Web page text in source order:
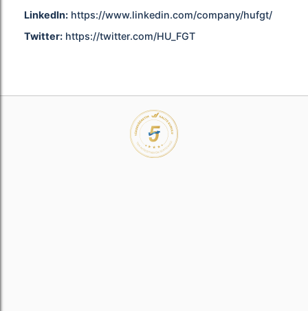
LinkedIn: https://www.linkedin.com/company/hufgt/
Twitter: https://twitter.com/HU_FGT